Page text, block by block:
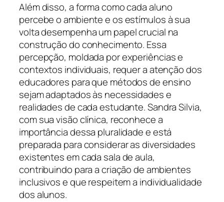
Além disso, a forma como cada aluno
percebe o ambiente e os estímulos à sua
volta desempenha um papel crucial na
construção do conhecimento. Essa
percepção, moldada por experiências e
contextos individuais, requer a atenção dos
educadores para que métodos de ensino
sejam adaptados às necessidades e
realidades de cada estudante. Sandra Silvia,
com sua visão clínica, reconhece a
importância dessa pluralidade e está
preparada para considerar as diversidades
existentes em cada sala de aula,
contribuindo para a criação de ambientes
inclusivos e que respeitem a individualidade
dos alunos.